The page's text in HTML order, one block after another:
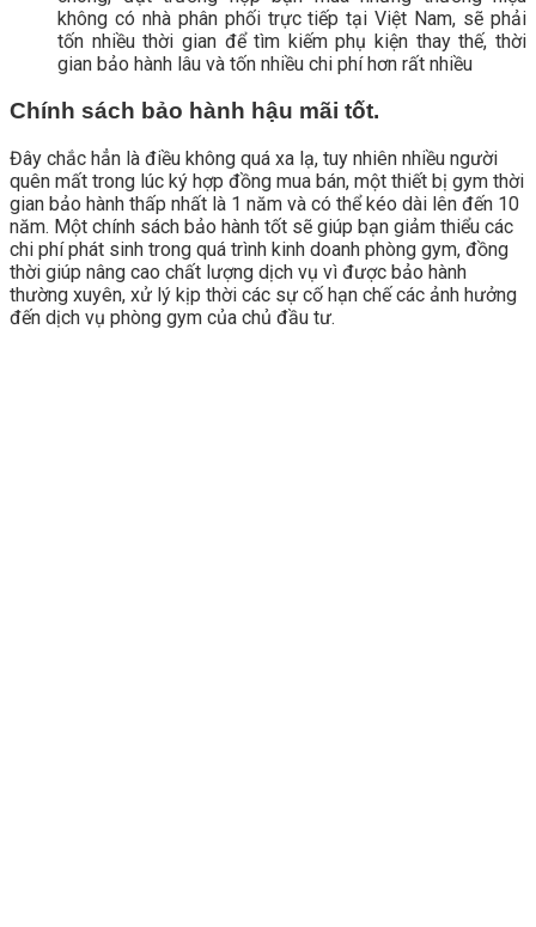
không có nhà phân phối trực tiếp tại Việt Nam, sẽ phải
tốn nhiều thời gian để tìm kiếm phụ kiện thay thế, thời
gian bảo hành lâu và tốn nhiều chi phí hơn rất nhiều
Chính sách bảo hành hậu mãi tốt.
Đây chắc hẳn là điều không quá xa lạ, tuy nhiên nhiều người
quên mất trong lúc ký hợp đồng mua bán, một thiết bị gym thời
gian bảo hành thấp nhất là 1 năm và có thể kéo dài lên đến 10
năm. Một chính sách bảo hành tốt sẽ giúp bạn giảm thiểu các
chi phí phát sinh trong quá trình kinh doanh phòng gym, đồng
thời giúp nâng cao chất lượng dịch vụ vì được bảo hành
thường xuyên, xử lý kịp thời các sự cố hạn chế các ảnh hưởng
đến dịch vụ phòng gym của chủ đầu tư.